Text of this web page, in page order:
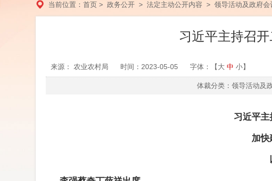
当前位置： 首页 > 政务公开 > 法定主动公开内容 > 领导活动及政府会
习近平主持召
来源： 农业农村局 时间：2023-05-05 字体：【大 中 小】
体裁分类：领导活动
习近平
加快